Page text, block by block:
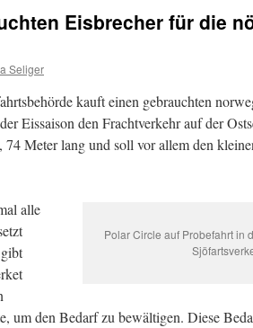
Eisbrecher für die
Seliger
kauft einen gebrauchten
Eissaison den Frachtverkehr auf der
Meter lang und soll vor allem den
Polar Circle auf Probefahrt in
alle
um den Bedarf zu bewältigen. Diese